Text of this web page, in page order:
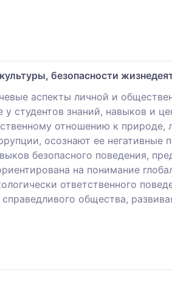
безопасности
аспекты личной и
у студентов знаний, навыков и
отношению к
осознают ее
безопасного поведения,
на понимание
ответственного
справедливого общества,